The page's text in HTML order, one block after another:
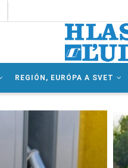
REGIÓN, EURÓPA A SVET